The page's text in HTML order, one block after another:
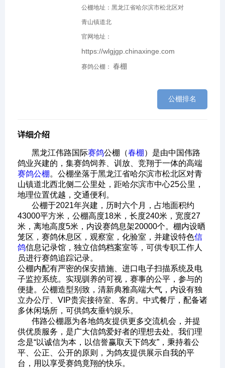
公棚地址：黑龙江省哈尔滨市松北区对
青山镇道北
官网地址：
https://wlgjgp.chinaxinge.com
赛鸽公棚： 春棚
公棚排名
详细介绍
黑龙江伟路国际赛鸽公棚（春棚 ）是由中国伟路
鸽业兴建的，集赛鸽饲养、训放、竞翔于一体的高端
赛鸽公棚 。公棚坐落于黑龙江省哈尔滨市松北区对青
山镇道北西北侧二公里处，距哈尔滨市中心25公里，
地理位置优越，交通便利。
公棚于2021年兴建，历时六个月，占地面积约
43000平方米，公棚高度18米，长度240米，宽度27
米，离地高度5米，内设赛鸽息架20000个。棚内设晒
笼区，赛鸽休息区，观察室，化验室，并建设特色信
鸽信息记录馆，独立信鸽档案室等，可供专职工作人
员进行赛鸽追踪记录。
公棚内配有严密的保安措施、进口电子扫描系统及电
子监控系统。实现驯养的可视，赛事的公平，参与的
便捷。公棚造型别致，清新典雅高端大气，内设有独
立办公厅、VIP贵宾接待室、客房。中式餐厅，配备诸
多休闲场所，可供鸽友垂钓娱乐。
伟路公棚愿为各地鸽友提供更多交流机会，并提
供优质服务，是广大信鸽爱好者的理想去处。我们理
念是“以诚信为本，以信誉赢取天下鸽友”，秉持着公
平、公正、公开的原则，为鸽友提供展示自我的平
台，用以享受赛鸽竟翔的快乐。